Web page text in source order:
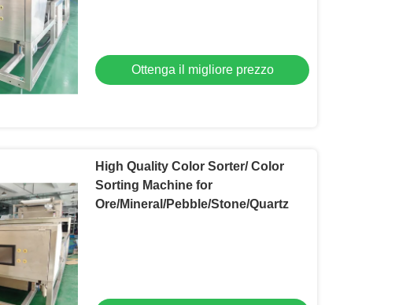
Ottenga il migliore prezzo
High Quality Color Sorter/ Color
Sorting Machine for
Ore/Mineral/Pebble/Stone/Quartz